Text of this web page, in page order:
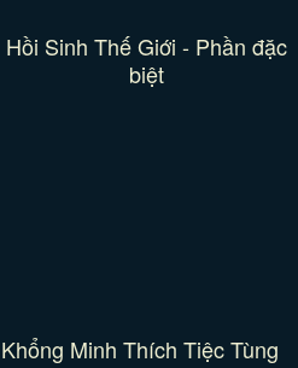
Hồi Sinh Thế Giới - Phần đặc
biệt
Khổng Minh Thích Tiệc Tùng